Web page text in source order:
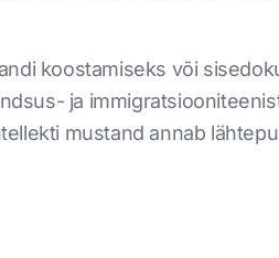
koostamiseks või
ja
mustand annab